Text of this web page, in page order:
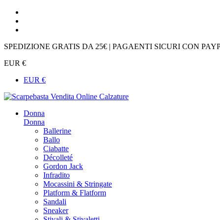
SPEDIZIONE GRATIS DA 25€ | PAGAENTI SICURI CON
EUR €
EUR €
Donna
Donna
Ballerine
Ballo
Ciabatte
Décolleté
Gordon Jack
Infradito
Mocassini & Stringate
Platform & Flatform
Sandali
Sneaker